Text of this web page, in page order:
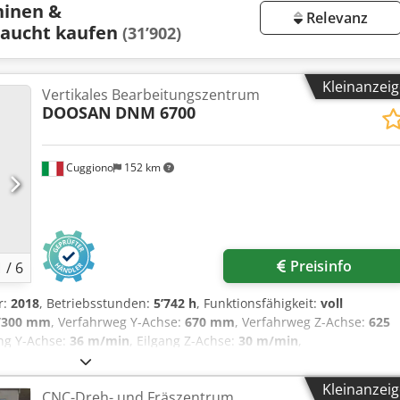
&
kaufen (31’902)
Relevanz
/ 6
Cuggiono 152 km
Vertikales Bearbeitungszentrum
DOOSAN DNM 6700
Preisinfo
2018, Betriebsstunden: 5’742 h, Funktionsfähigkeit: voll
mm, Verfahrweg Y-Achse: 670 mm, Verfahrweg Z-Achse: 625
Y-Achse: 36 m/min, Eilgang Z-Achse: 30 m/min,
FANUC i-Series
4’400 mm, Gesamtbreite:2’450 mm, Tischbreite:670 mm,